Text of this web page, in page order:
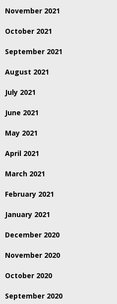
November 2021
October 2021
September 2021
August 2021
July 2021
June 2021
May 2021
April 2021
March 2021
February 2021
January 2021
December 2020
November 2020
October 2020
September 2020